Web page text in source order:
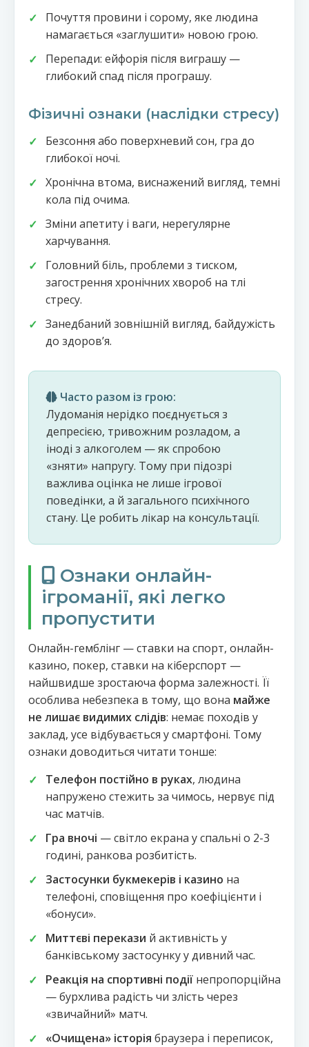
Почуття провини і сорому, яке людина
намагається «заглушити» новою грою.
Перепади: ейфорія після виграшу —
глибокий спад після програшу.
Фізичні ознаки (наслідки стресу)
Безсоння або поверхневий сон, гра до
глибокої ночі.
Хронічна втома, виснажений вигляд, темні
кола під очима.
Зміни апетиту і ваги, нерегулярне
харчування.
Головний біль, проблеми з тиском,
загострення хронічних хвороб на тлі
стресу.
Занедбаний зовнішній вигляд, байдужість
до здоровʼя.
Часто разом із грою:
Лудоманія нерідко поєднується з
депресією, тривожним розладом, а
іноді з алкоголем — як спробою
«зняти» напругу. Тому при підозрі
важлива оцінка не лише ігрової
поведінки, а й загального психічного
стану. Це робить лікар на консультації.
Ознаки онлайн-
ігроманії, які легко
пропустити
Онлайн-гемблінг — ставки на спорт, онлайн-
казино, покер, ставки на кіберспорт —
найшвидше зростаюча форма залежності. Її
особлива небезпека в тому, що вона майже
не лишає видимих слідів: немає походів у
заклад, усе відбувається у смартфоні. Тому
ознаки доводиться читати тонше:
Телефон постійно в руках, людина
напружено стежить за чимось, нервує під
час матчів.
Гра вночі — світло екрана у спальні о 2-3
годині, ранкова розбитість.
Застосунки букмекерів і казино на
телефоні, сповіщення про коефіцієнти і
«бонуси».
Миттєві перекази й активність у
банківському застосунку у дивний час.
Реакція на спортивні події непропорційна
— бурхлива радість чи злість через
«звичайний» матч.
«Очищена» історія браузера і переписок,